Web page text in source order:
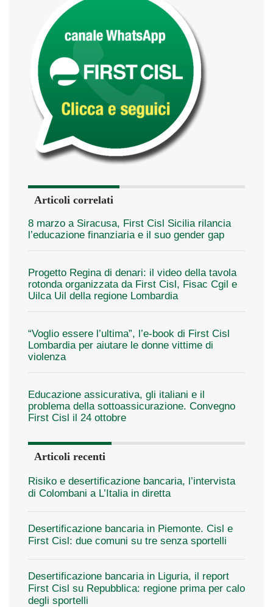
Articoli correlati
8 marzo a Siracusa, First Cisl Sicilia rilancia
l’educazione finanziaria e il suo gender gap
Progetto Regina di denari: il video della tavola
rotonda organizzata da First Cisl, Fisac Cgil e
Uilca Uil della regione Lombardia
“Voglio essere l’ultima”, l’e-book di First Cisl
Lombardia per aiutare le donne vittime di
violenza
Educazione assicurativa, gli italiani e il
problema della sottoassicurazione. Convegno
First Cisl il 24 ottobre
Articoli recenti
Risiko e desertificazione bancaria, l’intervista
di Colombani a L’Italia in diretta
Desertificazione bancaria in Piemonte. Cisl e
First Cisl: due comuni su tre senza sportelli
Desertificazione bancaria in Liguria, il report
First Cisl su Repubblica: regione prima per calo
degli sportelli